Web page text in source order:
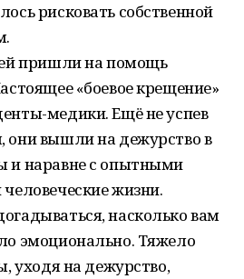
рисковать собственной
пришли на помощь
«боевое крещение»
медики. Ещё не успев
вышли на дежурство в
и наравне с опытными
жизни.
насколько вам
эмоционально. Тяжело
уходя на дежурство,